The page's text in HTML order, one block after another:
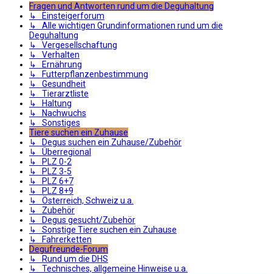
Fragen und Antworten rund um die Deguhaltung
↳ Einsteigerforum
↳ Alle wichtigen Grundinformationen rund um die
Deguhaltung
↳ Vergesellschaftung
↳ Verhalten
↳ Ernährung
↳ Futterpflanzenbestimmung
↳ Gesundheit
↳ Tierarztliste
↳ Haltung
↳ Nachwuchs
↳ Sonstiges
Tiere suchen ein Zuhause
↳ Degus suchen ein Zuhause/Zubehör
↳ Überregional
↳ PLZ 0-2
↳ PLZ 3-5
↳ PLZ 6+7
↳ PLZ 8+9
↳ Österreich, Schweiz u.a.
↳ Zubehör
↳ Degus gesucht/Zubehör
↳ Sonstige Tiere suchen ein Zuhause
↳ Fahrerketten
Degufreunde-Forum
↳ Rund um die DHS
↳ Technisches, allgemeine Hinweise u.a.